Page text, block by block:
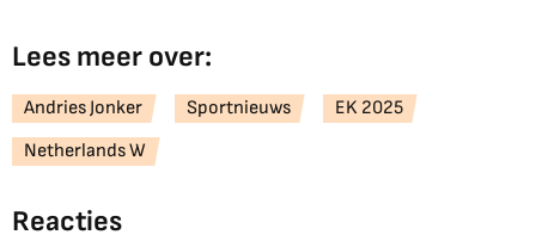
Lees meer over:
Andries Jonker Sportnieuws
EK 2025
Netherlands W
Reacties